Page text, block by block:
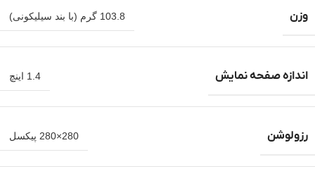
وزن 103.8 گرم (با بند سیلیکونی)
اندازه صفحه نمایش 1.4 اینچ
رزولوشن 280×280 پیکسل